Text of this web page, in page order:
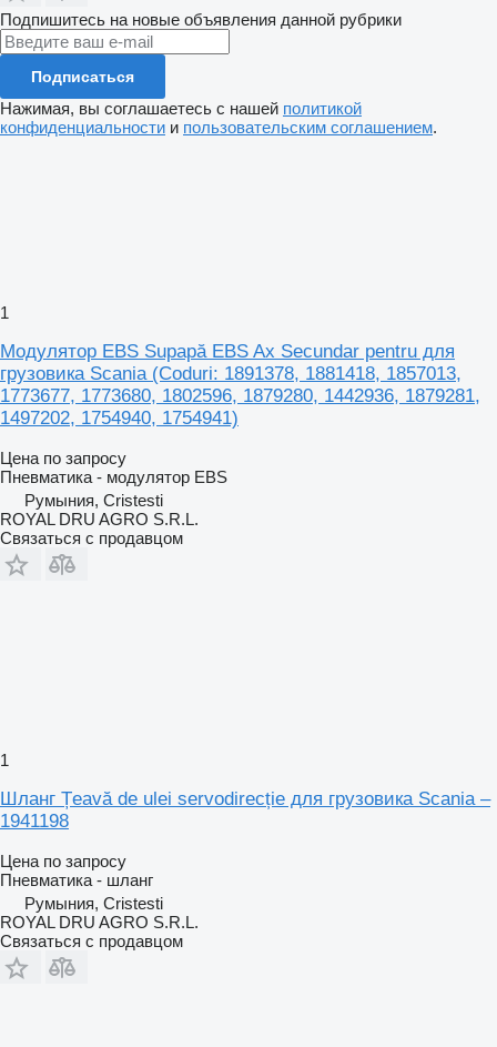
Подпишитесь на новые объявления данной рубрики
Подписаться
Нажимая, вы соглашаетесь с нашей политикой
конфиденциальности и пользовательским соглашением.
1
Модулятор EBS Supapă EBS Ax Secundar pentru для
грузовика Scania (Coduri: 1891378, 1881418, 1857013,
1773677, 1773680, 1802596, 1879280, 1442936, 1879281,
1497202, 1754940, 1754941)
Цена по запросу
Пневматика - модулятор EBS
Румыния, Cristesti
ROYAL DRU AGRO S.R.L.
Связаться с продавцом
1
Шланг Țeavă de ulei servodirecție для грузовика Scania –
1941198
Цена по запросу
Пневматика - шланг
Румыния, Cristesti
ROYAL DRU AGRO S.R.L.
Связаться с продавцом